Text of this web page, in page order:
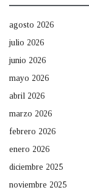
agosto 2026
julio 2026
junio 2026
mayo 2026
abril 2026
marzo 2026
febrero 2026
enero 2026
diciembre 2025
noviembre 2025